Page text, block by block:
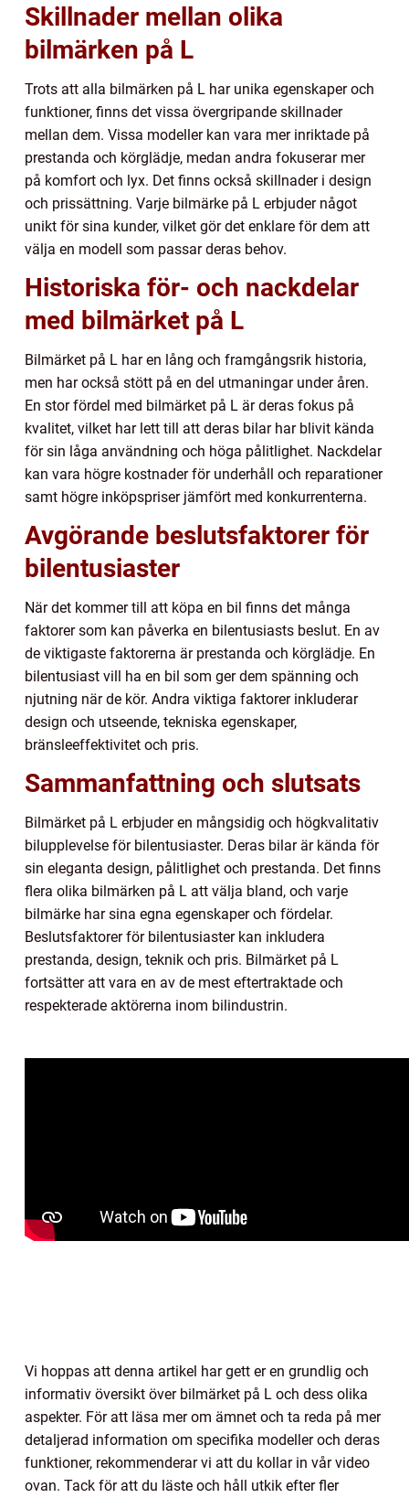
Skillnader mellan olika
bilmärken på L
Trots att alla bilmärken på L har unika egenskaper och
funktioner, finns det vissa övergripande skillnader
mellan dem. Vissa modeller kan vara mer inriktade på
prestanda och körglädje, medan andra fokuserar mer
på komfort och lyx. Det finns också skillnader i design
och prissättning. Varje bilmärke på L erbjuder något
unikt för sina kunder, vilket gör det enklare för dem att
välja en modell som passar deras behov.
Historiska för- och nackdelar
med bilmärket på L
Bilmärket på L har en lång och framgångsrik historia,
men har också stött på en del utmaningar under åren.
En stor fördel med bilmärket på L är deras fokus på
kvalitet, vilket har lett till att deras bilar har blivit kända
för sin låga användning och höga pålitlighet. Nackdelar
kan vara högre kostnader för underhåll och reparationer
samt högre inköpspriser jämfört med konkurrenterna.
Avgörande beslutsfaktorer för
bilentusiaster
När det kommer till att köpa en bil finns det många
faktorer som kan påverka en bilentusiasts beslut. En av
de viktigaste faktorerna är prestanda och körglädje. En
bilentusiast vill ha en bil som ger dem spänning och
njutning när de kör. Andra viktiga faktorer inkluderar
design och utseende, tekniska egenskaper,
bränsleeffektivitet och pris.
Sammanfattning och slutsats
Bilmärket på L erbjuder en mångsidig och högkvalitativ
bilupplevelse för bilentusiaster. Deras bilar är kända för
sin eleganta design, pålitlighet och prestanda. Det finns
flera olika bilmärken på L att välja bland, och varje
bilmärke har sina egna egenskaper och fördelar.
Beslutsfaktorer för bilentusiaster kan inkludera
prestanda, design, teknik och pris. Bilmärket på L
fortsätter att vara en av de mest eftertraktade och
respekterade aktörerna inom bilindustrin.
Vi hoppas att denna artikel har gett er en grundlig och
informativ översikt över bilmärket på L och dess olika
aspekter. För att läsa mer om ämnet och ta reda på mer
detaljerad information om specifika modeller och deras
funktioner, rekommenderar vi att du kollar in vår video
ovan. Tack för att du läste och håll utkik efter fler